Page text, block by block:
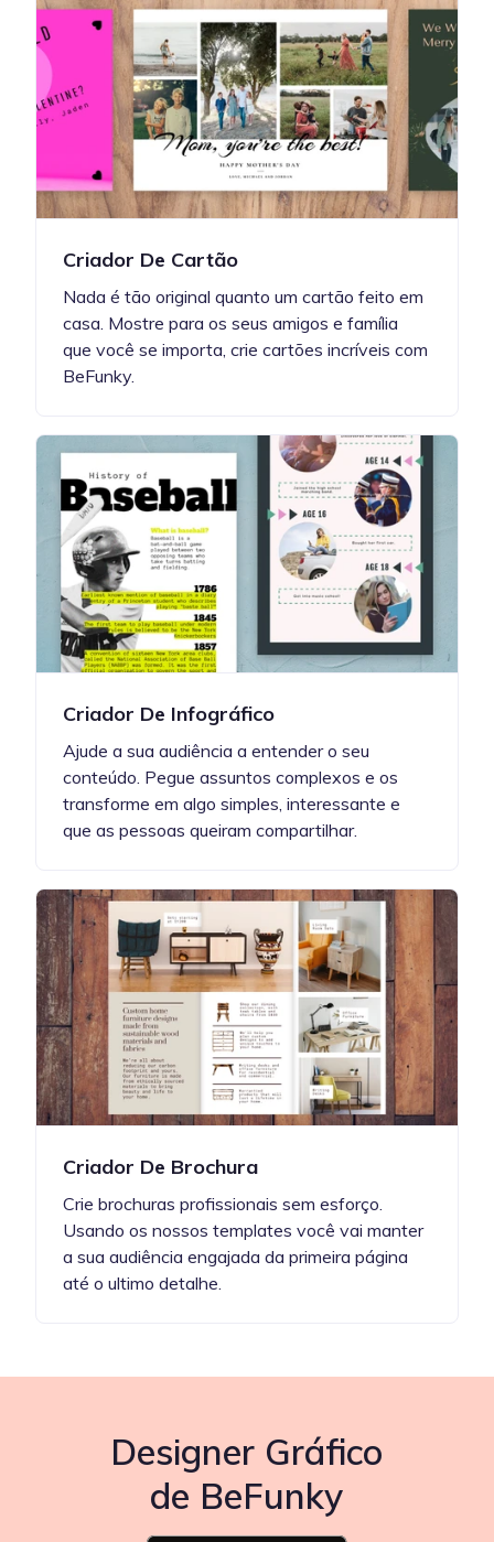
Criador De Cartão
Nada é tão original quanto um cartão feito em
casa. Mostre para os seus amigos e família
que você se importa, crie cartões incríveis com
BeFunky.
Criador De Infográfico
Ajude a sua audiência a entender o seu
conteúdo. Pegue assuntos complexos e os
transforme em algo simples, interessante e
que as pessoas queiram compartilhar.
Criador De Brochura
Crie brochuras profissionais sem esforço.
Usando os nossos templates você vai manter
a sua audiência engajada da primeira página
até o ultimo detalhe.
Designer Gráfico
de BeFunky